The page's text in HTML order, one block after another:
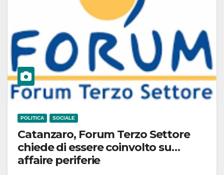
POLITICA SOCIALE
Catanzaro, Forum Terzo Settore
chiede di essere coinvolto su…
affaire periferie